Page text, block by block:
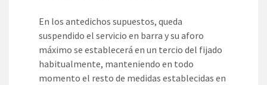
En los antedichos supuestos, queda
suspendido el servicio en barra y su aforo
máximo se establecerá en un tercio del fijado
habitualmente, manteniendo en todo
momento el resto de medidas establecidas en